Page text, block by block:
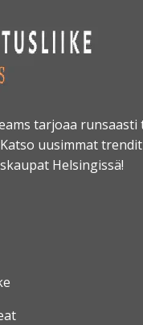
tarjoaa runsaasti
uusimmat
Helsingissä!